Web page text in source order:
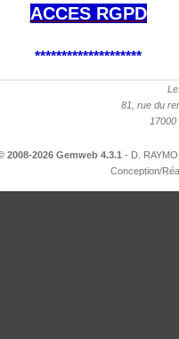
ACCESRGPD
********************
81, rue du
17000
2008-2026 Gemweb 4.3.1 - D.
Conception/